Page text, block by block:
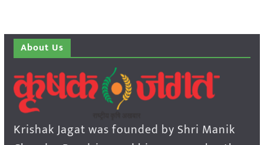
About Us
Krishak Jagat was founded by Shri Manik